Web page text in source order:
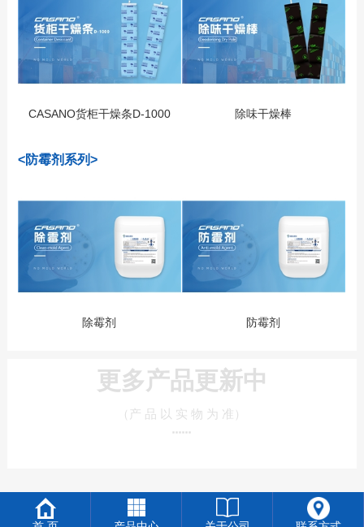
CASANO货柜干燥条D-1000 除味干燥棒
<防霉剂系列>
除霉剂 防霉剂
更多产品更新中
（产 品 以 实 物 为 准）
■ ■ ■ ■ ■ ■